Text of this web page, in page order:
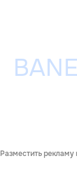
Разместить рекламу